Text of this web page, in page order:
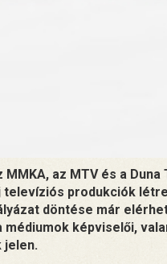
az MTV és a
televíziós produkciók
döntése már
képviselői,
jelen.